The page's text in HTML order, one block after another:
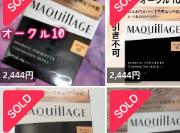
2,444円 2,444円